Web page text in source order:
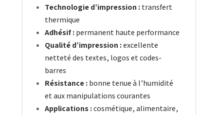
Technologie d’impression :transfert
thermique
Adhésif :permanent haute performance
Qualité d’impression :excellente
netteté des textes, logos et codes-
barres
Résistance :bonne tenue à l’humidité
et aux manipulations courantes
Applications :cosmétique, alimentaire,